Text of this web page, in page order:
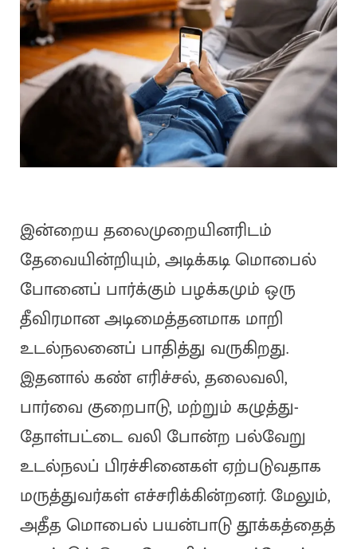
இன்றைய தலைமுறையினரிடம்
தேவையின்றியும், அடிக்கடி மொபைல்
போனைப் பார்க்கும் பழக்கமும் ஒரு
தீவிரமான அடிமைத்தனமாக மாறி
உடல்நலனைப் பாதித்து வருகிறது.
இதனால் கண் எரிச்சல், தலைவலி,
பார்வை குறைபாடு, மற்றும் கழுத்து-
தோள்பட்டை வலி போன்ற பல்வேறு
உடல்நலப் பிரச்சினைகள் ஏற்படுவதாக
மருத்துவர்கள் எச்சரிக்கின்றனர். மேலும்,
அதீத மொபைல் பயன்பாடு தூக்கத்தைத்